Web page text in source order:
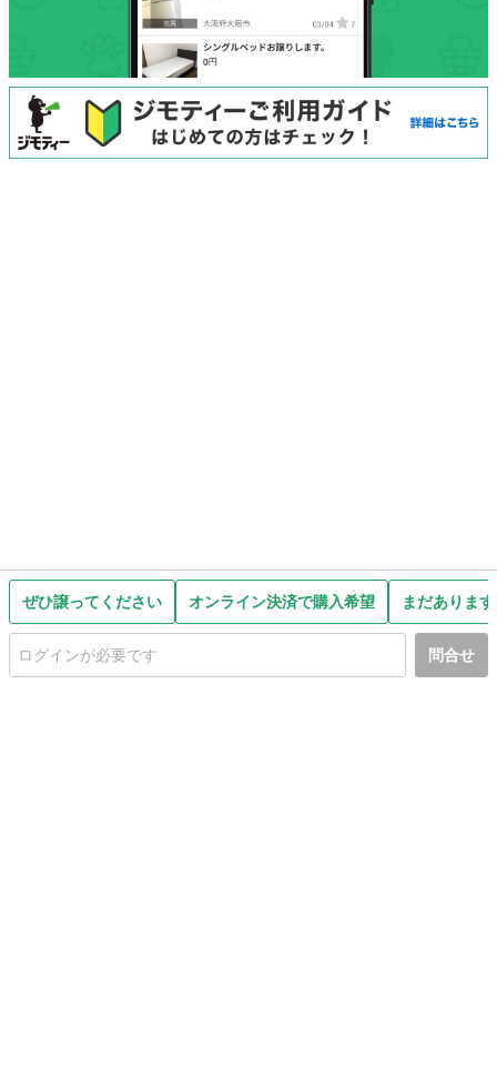
ぜひ譲ってください オンライン決済で購入希望 まだありま
問合せ